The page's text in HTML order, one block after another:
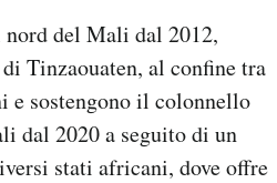
del Mali dal 2012,
Tinzaouaten, al confine tra
e sostengono il colonnello
dal 2020 a seguito di un
stati africani, dove offre